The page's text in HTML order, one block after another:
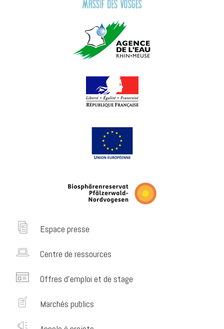
Espace presse
Centre de ressources
Offres d’emploi et de stage
Marchés publics